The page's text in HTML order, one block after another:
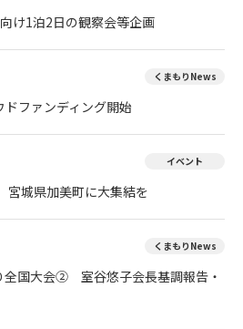
け1泊2日の観察会等企画
くまもりNews
ファンディング開始
イベント
宮城県加美町に大集結を
くまもりNews
国大会② 室谷悠子会長基調報告・